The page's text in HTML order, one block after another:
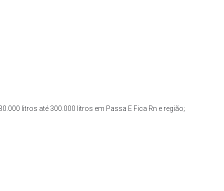
litros até 300.000 litros em Passa E Fica Rn e região;